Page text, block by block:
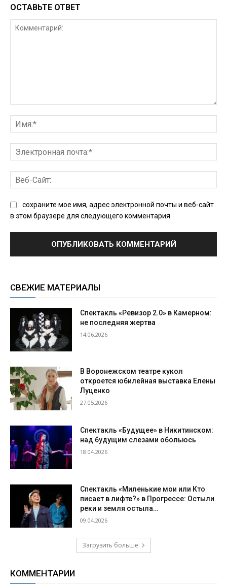
ОСТАВЬТЕ ОТВЕТ
сохраните мое имя, адрес электронной почты и веб-сайт
в этом браузере для следующего комментария.
СВЕЖИЕ МАТЕРИАЛЫ
Спектакль «Ревизор 2.0» в Камерном:
не последняя жертва
14.06.2026
В Воронежском театре кукол
откроется юбилейная выставка Елены
Луценко
27.05.2026
Спектакль «Будущее» в Никитинском:
над будущим слезами обольюсь
18.04.2026
Спектакль «Миленькие мои или Кто
писает в лифте?» в Прогрессе: Остыли
реки и земля остыла…
09.04.2026
Загрузить больше
КОММЕНТАРИИ